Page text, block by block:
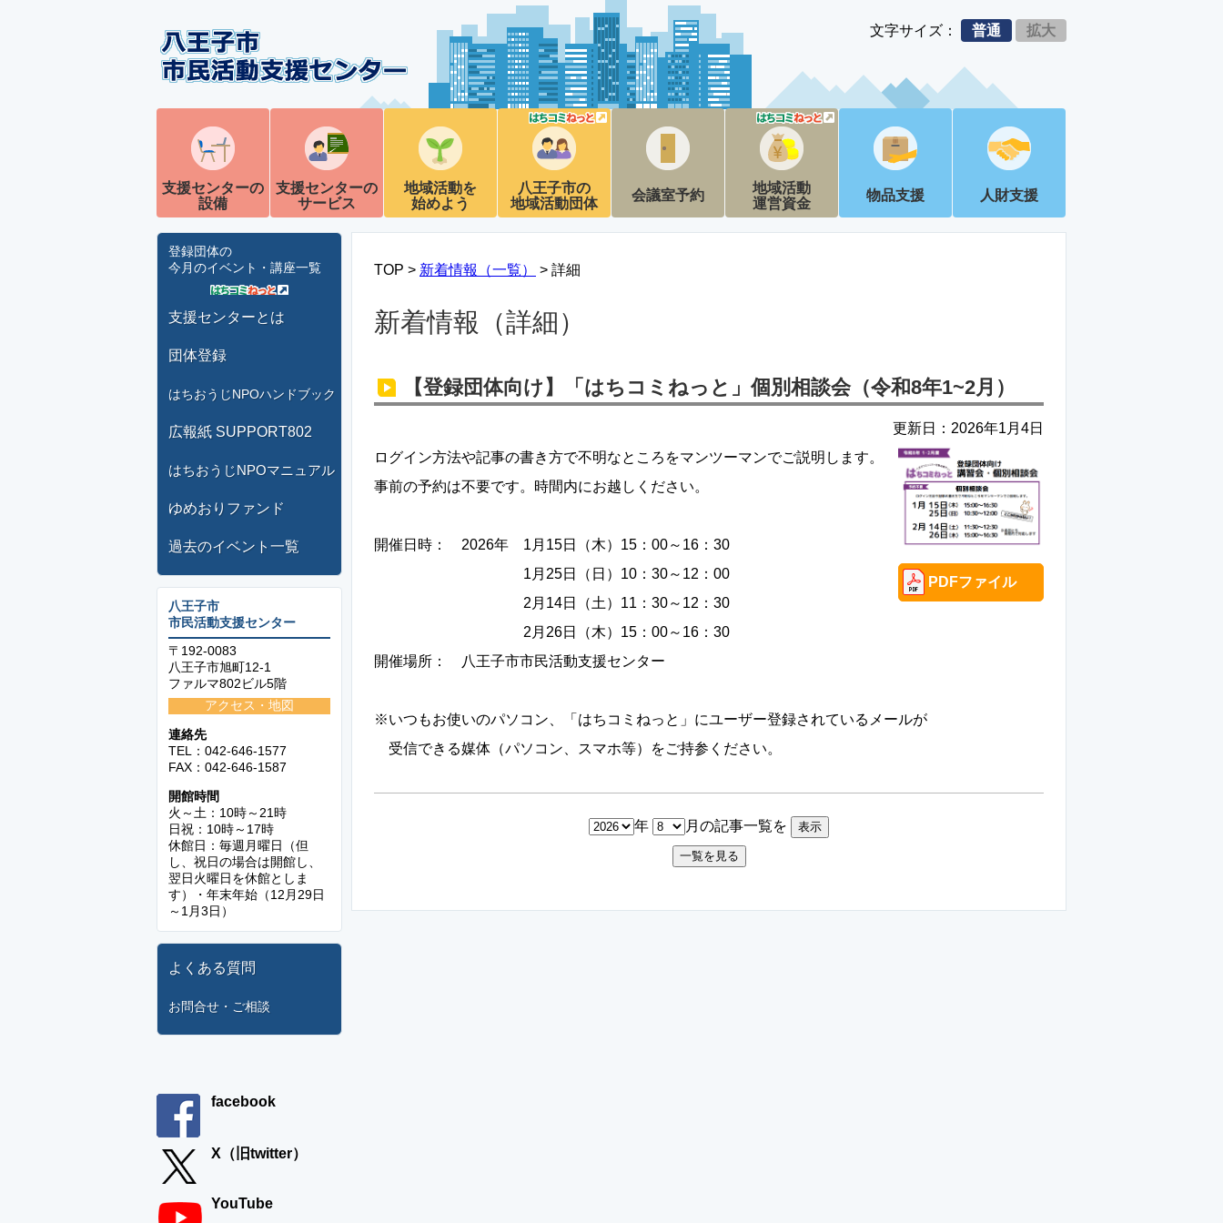
文字サイズ： 普通 拡大
支援センターの
設備
支援センターの
サービス
地域活動を
始めよう
八王子市の
地域活動団体
会議室予約
地域活動
運営資金
物品支援 人財支援
登録団体の
今月のイベント・講座一覧
支援センターとは
団体登録
はちおうじNPOハンドブック
広報紙 SUPPORT802
はちおうじNPOマニュアル
ゆめおりファンド
過去のイベント一覧
八王子市
市民活動支援センター
〒192-0083
八王子市旭町12-1
ファルマ802ビル5階
アクセス・地図
連絡先
TEL：042-646-1577
FAX：042-646-1587
開館時間
火～土：10時～21時
日祝：10時～17時
休館日：毎週月曜日（但
し、祝日の場合は開館し、
翌日火曜日を休館としま
す）・年末年始（12月29日
～1月3日）
よくある質問
お問合せ・ご相談
facebook
X（旧twitter）
YouTube
TOP > 新着情報（一覧） > 詳細
新着情報（詳細）
【登録団体向け】「はちコミねっと」個別相談会（令和8年1~2月）
更新日： 2026年1月4日
PDFファイル
ログイン方法や記事の書き方で不明なところをマンツーマンでご説明します。
事前の予約は不要です。時間内にお越しください。
開催日時： 2026年 1月15日（木）15：00～16：30
1月25日（日）10：30～12：00
2月14日（土）11：30～12：30
2月26日（木）15：00～16：30
開催場所： 八王子市市民活動支援センター
※いつもお使いのパソコン、「はちコミねっと」にユーザー登録されているメールが
受信できる媒体（パソコン、スマホ等）をご持参ください。
年 月の記事一覧を